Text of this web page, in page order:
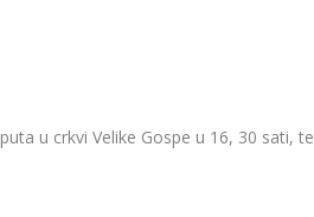
u crkvi Velike Gospe u 16, 30 sati, te